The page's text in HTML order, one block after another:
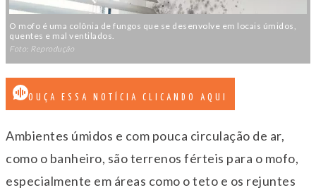
O mofo é uma colônia de fungos que se desenvolve em locais úmidos,
quentes e mal ventilados.
Foto: Reprodução
OUÇA ESSA NOTÍCIA CLICANDO AQUI
Ambientes úmidos e com pouca circulação de ar,
como o banheiro, são terrenos férteis para o mofo,
especialmente em áreas como o teto e os rejuntes